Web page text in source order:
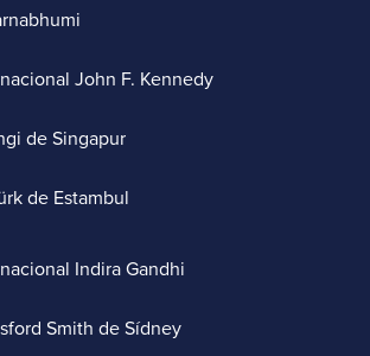
John F. Kennedy
de Singapur
de Estambul
Indira Gandhi
Smith de Sídney